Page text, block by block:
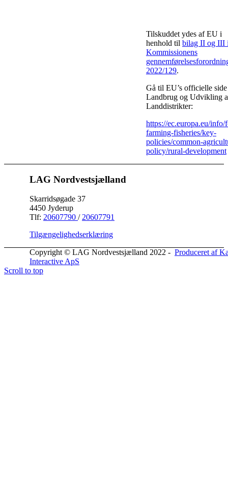
Tilskuddet ydes af EU i
henhold til bilag II og III
Kommissionens
2022/129.
Gå til EU’s officielle
Landbrug og Udvikling
Landdistrikter:
https://ec.europa.eu/info/
farming-fisheries/key-
policies/common-
policy/rural-development
LAG Nordvestsjælland
Skarridsøgade 37
4450 Jyderup
Tlf: 20607790 / 20607791
Tilgængelighedserklæring
Copyright © LAG Nordvestsjælland 2022 - Produceret af
Interactive ApS
Scroll to top